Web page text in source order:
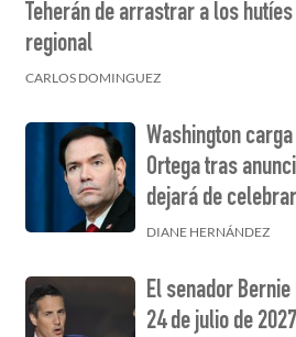
Teherán de arrastrar a los
regional
CARLOS DOMINGUEZ
Washington
Ortega tras
dejará de
DIANE HERNÁNDEZ
El senador
24 de julio de